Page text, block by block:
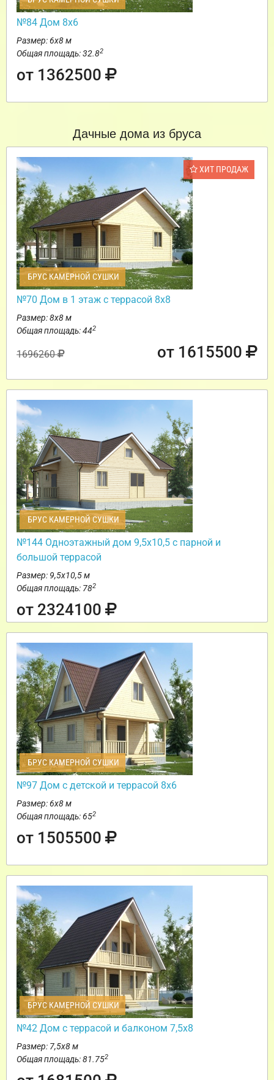
№84 Дом 8х6
Размер: 6х8 м
Общая площадь: 32.82
от 1362500
Дачные дома из бруса
ХИТ ПРОДАЖ
БРУС КАМЕРНОЙ СУШКИ
№70 Дом в 1 этаж с террасой 8х8
Размер: 8х8 м
Общая площадь: 442
1696260 от 1615500
БРУС КАМЕРНОЙ СУШКИ
№144 Одноэтажный дом 9,5х10,5 с парной и
большой террасой
Размер: 9,5х10,5 м
Общая площадь: 782
от 2324100
БРУС КАМЕРНОЙ СУШКИ
№97 Дом с детской и террасой 8х6
Размер: 6х8 м
Общая площадь: 652
от 1505500
БРУС КАМЕРНОЙ СУШКИ
№42 Дом с террасой и балконом 7,5х8
Размер: 7,5х8 м
Общая площадь: 81.752